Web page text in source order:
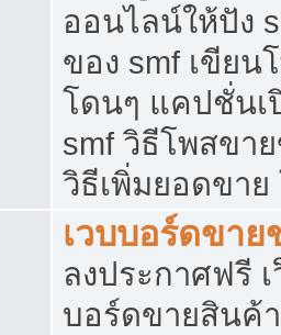
ออนไลน์ให้ปัง
ของ smf เขียน
โดนๆ แคปชั่นเ
smf วิธีโพสขา
วิธีเพิ่มยอดขาย
เวบบอร์ดขา
ลงประกาศฟรี
บอร์ดขายสินค้